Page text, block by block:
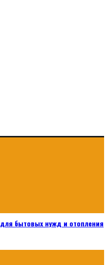
бытовых нужд и отопления